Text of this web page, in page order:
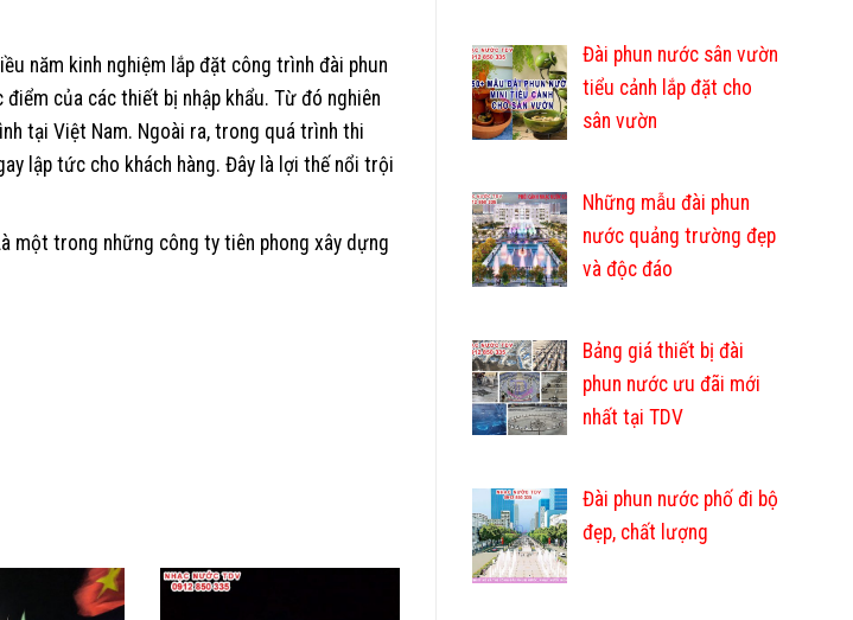
năm kinh nghiệm lắp đặt công trình đài phun
của các thiết bị nhập khẩu. Từ đó nghiên
tại Việt Nam. Ngoài ra, trong quá trình thi
lập tức cho khách hàng. Đây là lợi thế nổi trội
một trong những công ty tiên phong xây dựng
Đài phun nước sân vườn
tiểu cảnh lắp đặt cho
sân vườn
Những mẫu đài phun
nước quảng trường đẹp
và độc đáo
Bảng giá thiết bị đài
phun nước ưu đãi mới
nhất tại TDV
Đài phun nước phố đi bộ
đẹp, chất lượng